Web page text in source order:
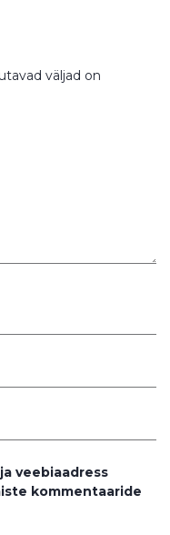
väljad on
veebiaadress
kommentaaride